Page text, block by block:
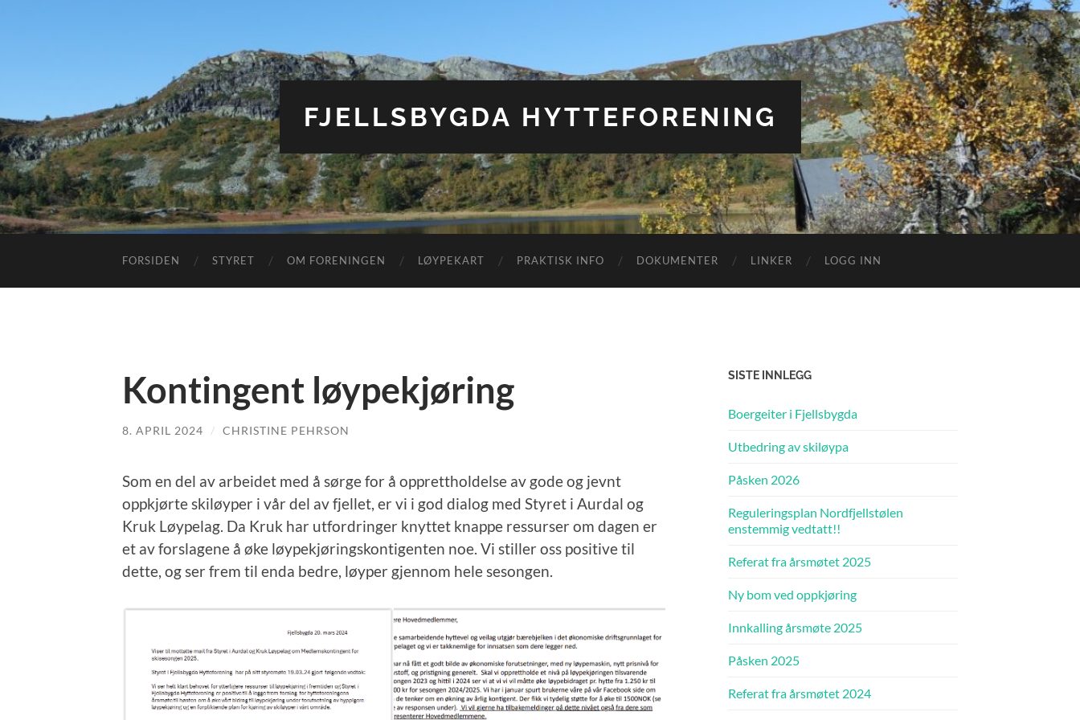
FJELLSBYGDA HYTTEFORENING
FORSIDEN STYRET OM FORENINGEN LØYPEKART PRAKTISK INFO DOKUMENTER LINKER LOGG INN
Kontingent løypekjøring
8. APRIL 2024 / CHRISTINE PEHRSON
Som en del av arbeidet med å sørge for å opprettholdelse av gode og jevnt
oppkjørte skiløyper i vår del av fjellet, er vi i god dialog med Styret i Aurdal og
Kruk Løypelag. Da Kruk har utfordringer knyttet knappe ressurser om dagen er
et av forslagene å øke løypekjøringskontigenten noe. Vi stiller oss positive til
dette, og ser frem til enda bedre, løyper gjennom hele sesongen.
SISTE INNLEGG
Boergeiter i Fjellsbygda
Utbedring av skiløypa
Påsken 2026
Reguleringsplan Nordfjellstølen
enstemmig vedtatt!!
Referat fra årsmøtet 2025
Ny bom ved oppkjøring
Innkalling årsmøte 2025
Påsken 2025
Referat fra årsmøtet 2024